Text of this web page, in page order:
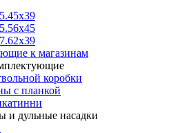
к магазинам
коробки
с планкой
и дульные насадки